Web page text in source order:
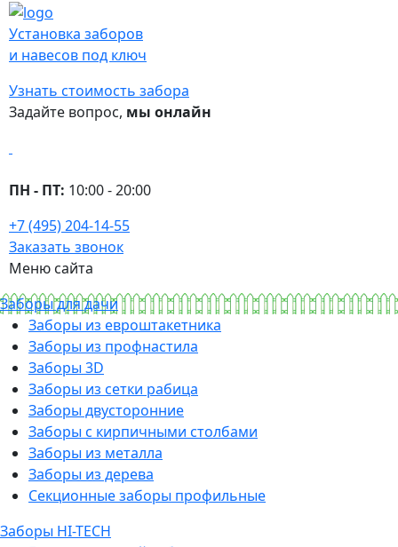
Установка заборов
и навесов под ключ
Узнать стоимость забора
Задайте вопрос, мы онлайн
ПН - ПТ: 10:00 - 20:00
+7 (495) 204-14-55
Заказать звонок
Меню сайта
Заборы для дачи
Заборы из евроштакетника
Заборы из профнастила
Заборы 3D
Заборы из сетки рабица
Заборы двусторонние
Заборы с кирпичными столбами
Заборы из металла
Заборы из дерева
Секционные заборы профильные
Заборы HI-TECH